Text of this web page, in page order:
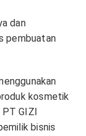
dan
pembuatan
kosmetik
GIZI
bisnis